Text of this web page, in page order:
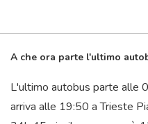
A che ora parte l'ultimo
L'ultimo autobus parte alle
arriva alle 19:50 a Trieste